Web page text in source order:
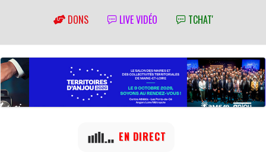
DONS LIVE VIDÉO TCHAT'
EN DIRECT